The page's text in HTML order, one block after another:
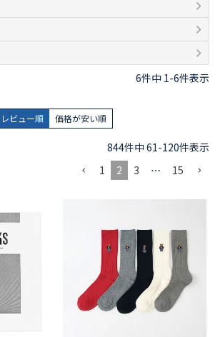
6件中 1-6件表示
レビュー順 価格が安い順
844件中61-120件表示
1
2 3 … 15